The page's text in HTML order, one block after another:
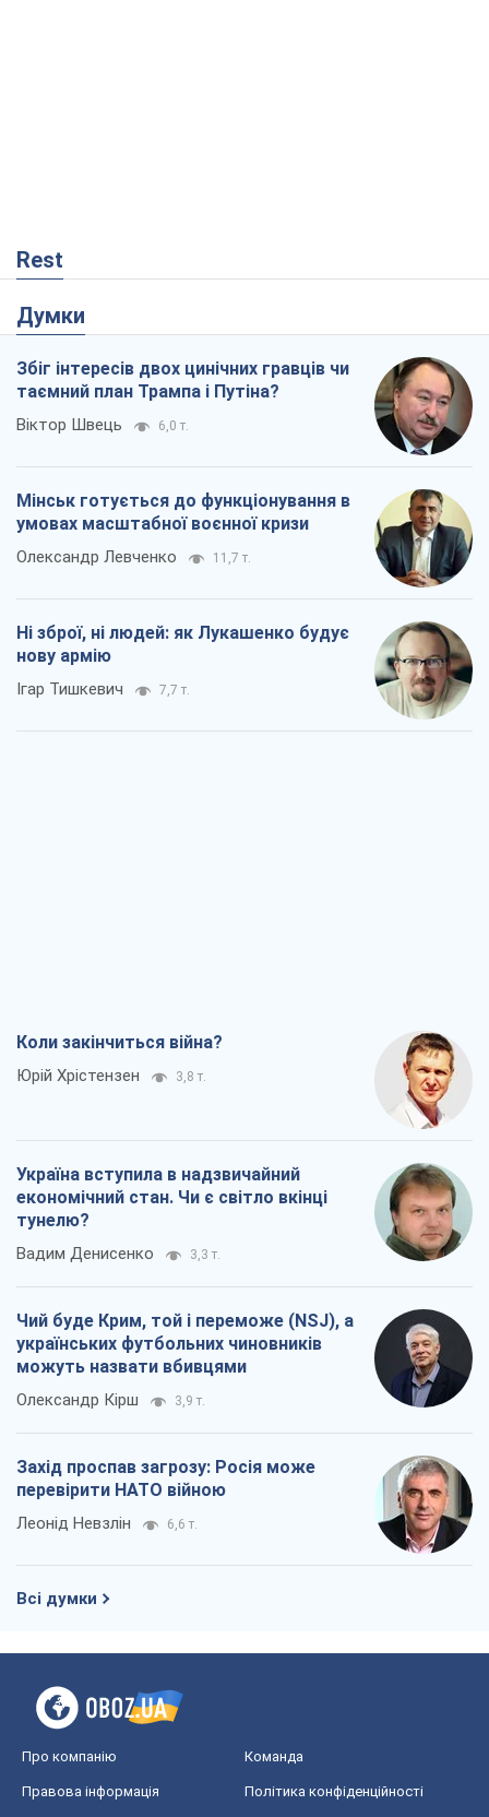
Rest
Думки
Збіг інтересів двох цинічних гравців чи
таємний план Трампа і Путіна?
Віктор Швець 6,0 т.
Мінськ готується до функціонування в
умовах масштабної воєнної кризи
Олександр Левченко 11,7 т.
Ні зброї, ні людей: як Лукашенко будує
нову армію
Ігар Тишкевич 7,7 т.
Коли закінчиться війна?
Юрій Хрістензен 3,8 т.
Україна вступила в надзвичайний
економічний стан. Чи є світло вкінці
тунелю?
Вадим Денисенко 3,3 т.
Чий буде Крим, той і переможе (NSJ), а
українських футбольних чиновників
можуть назвати вбивцями
Олександр Кірш 3,9 т.
Захід проспав загрозу: Росія може
перевірити НАТО війною
Леонід Невзлін 6,6 т.
Всі думки
Про компанію Команда
Правова інформація Політика конфіденційності